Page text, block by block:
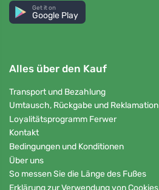
Get it on
Google Play
Alles über den Kauf
Transport und Bezahlung
Umtausch, Rückgabe und Reklamation
Loyalitätsprogramm Ferwer
Kontakt
Bedingungen und Konditionen
Über uns
So messen Sie die Länge des Fußes
Erklärung zur Verwendung von Cookies